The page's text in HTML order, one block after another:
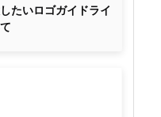
たいロゴガイドライ